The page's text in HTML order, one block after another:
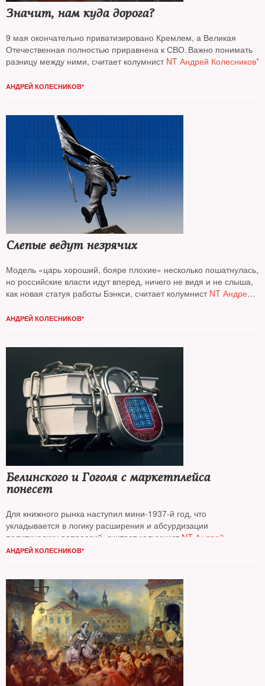
Значит, нам куда дорога?
9 мая окончательно приватизировано Кремлем, а Великая
Отечественная полностью приравнена к СВО. Важно понимать
разницу между ними, считает колумнист NT Андрей Колесников*
АНДРЕЙ КОЛЕСНИКОВ*
Слепые ведут незрячих
Модель «царь хороший, бояре плохие» несколько пошатнулась,
но российские власти идут вперед, ничего не видя и не слыша,
как новая статуя работы Бэнкси, считает колумнист NT Андрей
АНДРЕЙ КОЛЕСНИКОВ*
Белинского и Гоголя с маркетплейса
понесет
Для книжного рынка наступил мини‑1937‑й год, что
укладывается в логику расширения и абсурдизации
политических репрессий, считает колумнист NT Андрей
Колесников*
АНДРЕЙ КОЛЕСНИКОВ*